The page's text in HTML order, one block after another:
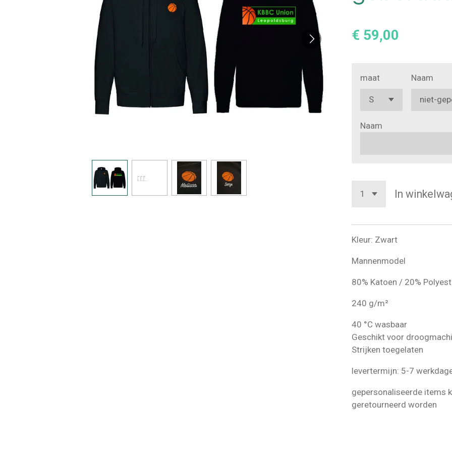
€ 59,00
maat Naam
Naam
In
Kleur: Zwart
Mannenmodel
80% Katoen / 20%
240 g/m²
40 °C wasbaar
Geschikt voor
Strijken toegelaten
levertermijn: 5-7
gepersonaliseerde items
geretourneerd worden